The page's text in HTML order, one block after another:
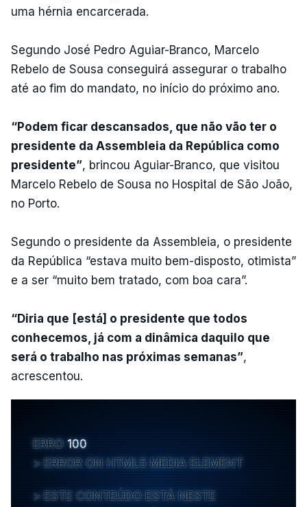
uma hérnia encarcerada.
Segundo José Pedro Aguiar-Branco, Marcelo
Rebelo de Sousa conseguirá assegurar o trabalho
até ao fim do mandato, no início do próximo ano.
“Podem ficar descansados, que não vão ter o
presidente da Assembleia da República como
presidente”, brincou Aguiar-Branco, que visitou
Marcelo Rebelo de Sousa no Hospital de São João,
no Porto.
Segundo o presidente da Assembleia, o presidente
da República “estava muito bem-disposto, otimista”
e a ser “muito bem tratado, com boa cara”.
“Diria que [está] o presidente que todos
conhecemos, já com a dinâmica daquilo que
será o trabalho nas próximas semanas”,
acrescentou.
ERRO 100
ERROR ON HTML5 MEDIA ELEMENT
ESTE CONTEÚDO ESTÁ NESTE